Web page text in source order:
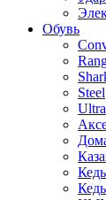
Обувь
Steel